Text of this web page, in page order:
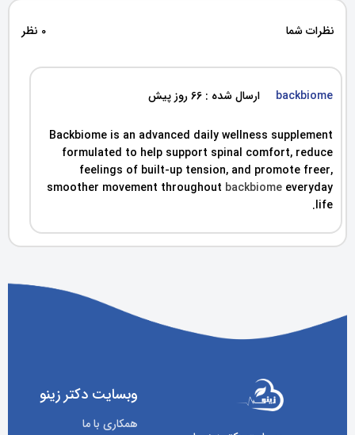
نظرات شما 0 نظر
backbiome ارسال شده : 66 روز پیش
Backbiome is an advanced daily wellness supplement
formulated to help support spinal comfort, reduce
feelings of built-up tension, and promote freer,
smoother movement throughout backbiome everyday
life.
وبسایت دکتر زینو
همکاری با ما